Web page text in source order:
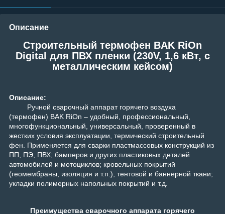
Описание
Строительный термофен BAK RiOn
Digital для ПВХ пленки (230V, 1,6 кВт, с
металлическим кейсом)
Описание:
Ручной сварочный аппарат горячего воздуха
(термофен) BAK RiOn – удобный, профессиональный,
многофункциональный, универсальный, проверенный в
жестких условия эксплуатации, термический строительный
фен. Применяется для сварки пластмассовых конструкций из
ПП, ПЭ, ПВХ; бамперов и других пластиковых деталей
автомобилей и мотоциклов; кровельных покрытий
(геомембраны, изоляция и т.п.), тентовой и баннерной ткани;
укладки полимерных напольных покрытий и т.д.
Преимущества сварочного аппарата горячего